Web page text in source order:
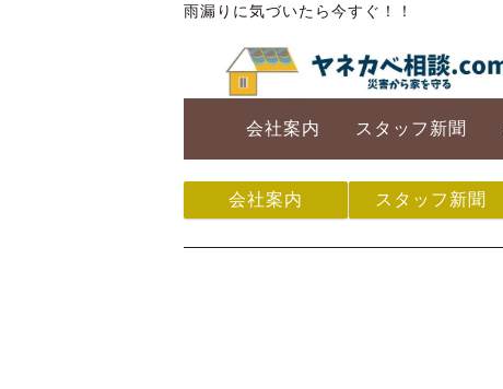
雨漏りに気づいたら今すぐ！！
会社案内 スタッフ新聞
会社案内 スタッフ新聞